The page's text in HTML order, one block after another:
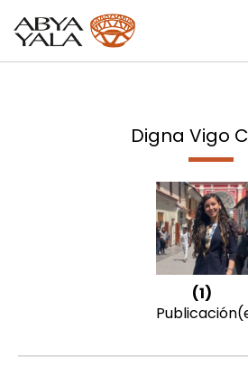
Digna Vigo
(1)